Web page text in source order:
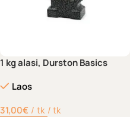
1 kg alasi, Durston Basics
Laos
31,00€ tk / tk